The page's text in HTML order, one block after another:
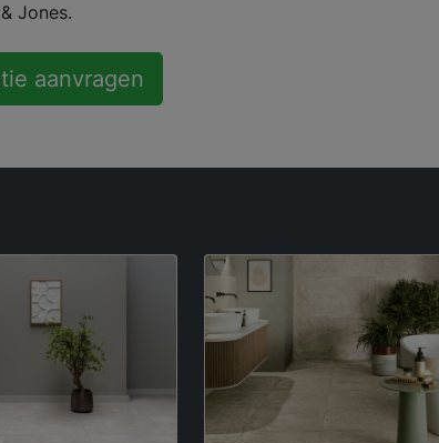
Jones.
aanvragen